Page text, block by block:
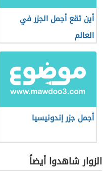
أين تقع أجمل الجزر في
العالم
أجمل جزر إندونيسيا
الزوار شاهدوا أيضاً